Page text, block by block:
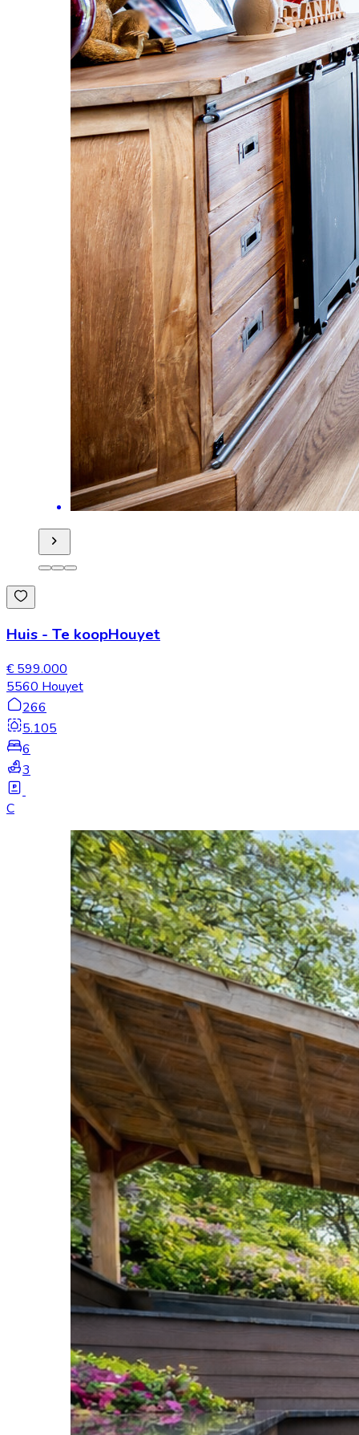
Huis - Te koopHouyet
€ 599.000
5560 Houyet
266
5.105
6
3
C